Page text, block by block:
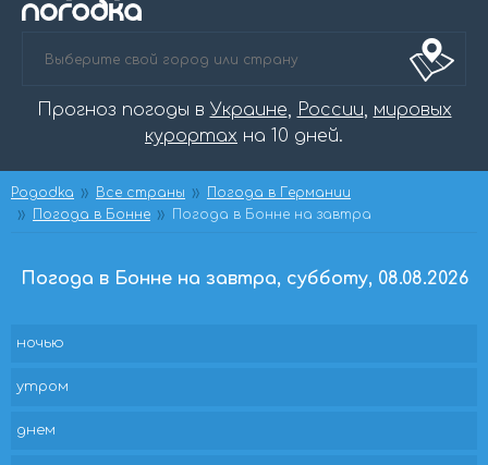
Прогноз погоды в Украине, России, мировых
курортах на 10 дней.
Pogodka Все страны
Погода в Германии
Погода в Бонне
Погода в Бонне на завтра
Погода в Бонне на завтра, субботу, 08.08.2026
ночью
утром
днем